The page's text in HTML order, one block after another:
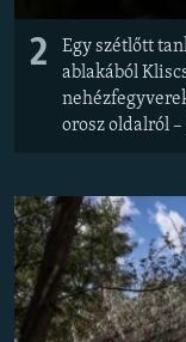
2
Egy szétlőtt
ablakából
orosz oldalról